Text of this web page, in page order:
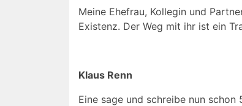
Meine Ehefrau, Kollegin und
Existenz. Der Weg mit ihr ist ein
Klaus Renn
Eine sage und schreibe nun